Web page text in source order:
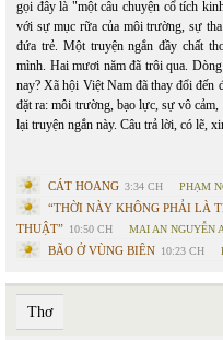
gọi đây là "một câu chuyện cổ tích
với sự mục rữa của môi trường, sự
đứa trẻ. Một truyện ngắn đầy chất
mình. Hai mươi năm đã trôi qua.
nay? Xã hội Việt Nam đã thay đổi
đặt ra: môi trường, bạo lực, sự vô
lại truyện ngắn này. Câu trả lời, có lẽ,
CÁT HOANG 3:34 CH PHẠM
“THỜI NÀY KHÔNG PHẢI LÀ
THUẬT” 10:50 CH MAI AN NGUYỄN
BÃO Ở VÙNG BIÊN 10:23 CH
Thơ